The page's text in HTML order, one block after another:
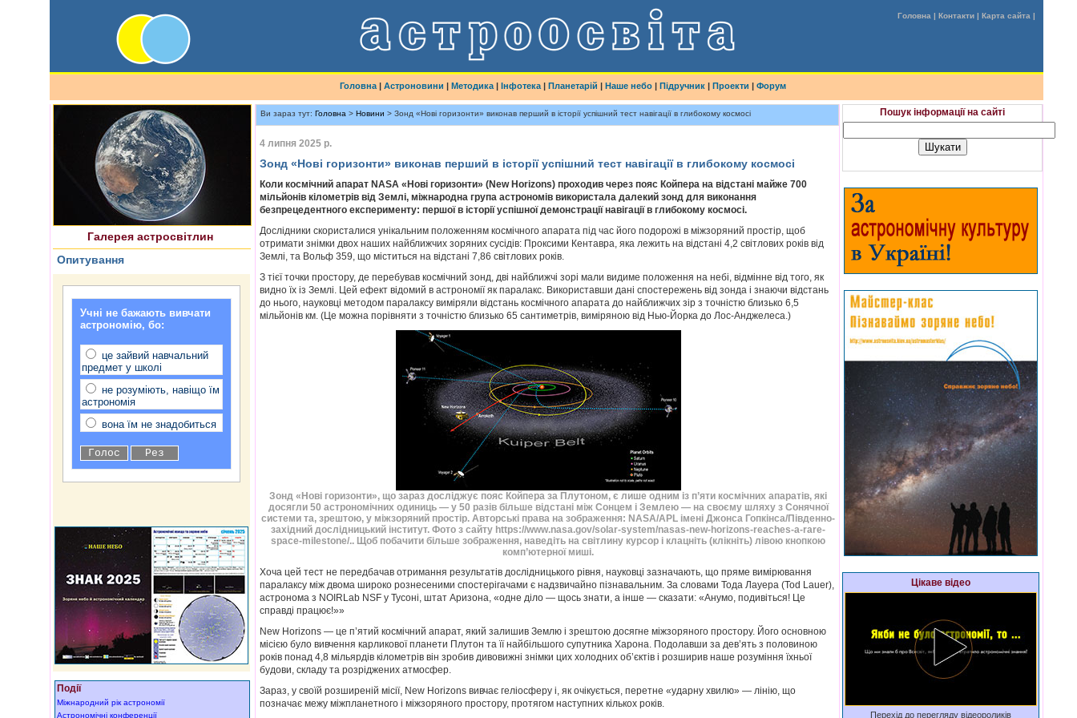
Головна | Контакти | Карта сайта |
Головна| Астроновини | Методика| Інфотека| Планетарій | Наше небо| Підручник| Проекти | Форум
Найновіше астрофото
Галерея астросвітлин
Опитування
Учні не бажають вивчати
астрономію, бо:
це зайвий навчальний
предмет у школі
не розуміють, навіщо їм
астрономія
вона їм не знадобиться
Події
Міжнародний рік астрономії
Астрономічні конференції
Ви зараз тут: Головна > Новини > Зонд «Нові горизонти» виконав перший в історії успішний тест навігації в глибокому космосі
4 липня 2025 р.
Зонд «Нові горизонти» виконав перший в історії успішний тест навігації в глибокому космосі
Коли космічний апарат NASA «Нові горизонти» (New Horizons) проходив через пояс Койпера на відстані майже 700
мільйонів кілометрів від Землі, міжнародна група астрономів використала далекий зонд для виконання
безпрецедентного експерименту: першої в історії успішної демонстрації навігації в глибокому космосі.
Дослідники скористалися унікальним положенням космічного апарата під час його подорожі в міжзоряний простір, щоб
отримати знімки двох наших найближчих зоряних сусідів: Проксими Кентавра, яка лежить на відстані 4,2 світлових років від
Землі, та Вольф 359, що міститься на відстані 7,86 світлових років.
З тієї точки простору, де перебував космічний зонд, дві найближчі зорі мали видиме положення на небі, відмінне від того, як
видно їх із Землі. Цей ефект відомий в астрономії як паралакс. Використавши дані спостережень від зонда і знаючи відстань
до нього, науковці методом паралаксу виміряли відстань космічного апарата до найближчих зір з точністю близько 6,5
мільйонів км. (Це можна порівняти з точністю близько 65 сантиметрів, виміряною від Нью-Йорка до Лос-Анджелеса.)
Зонд «Нові горизонти», що зараз досліджує пояс Койпера за Плутоном, є лише одним із п’яти космічних апаратів, які
досягли 50 астрономічних одиниць — у 50 разів більше відстані між Сонцем і Землею — на своєму шляху з Сонячної
системи та, зрештою, у міжзоряний простір. Авторські права на зображення: NASA/APL імені Джонса Гопкінса/Південно-
західний дослідницький інститут. Фото з сайту https://www.nasa.gov/solar-system/nasas-new-horizons-reaches-a-rare-
space-milestone/.. Щоб побачити більше зображення, наведіть на світлину курсор і клацніть (клікніть) лівою кнопкою
комп’ютерної миші.
Хоча цей тест не передбачав отримання результатів дослідницького рівня, науковці зазначають, що пряме вимірювання
паралаксу між двома широко рознесеними спостерігачами є надзвичайно пізнавальним. За словами Тода Лауера (Tod Lauer),
астронома з NOIRLab NSF у Тусоні, штат Аризона, «одне діло — щось знати, а інше — сказати: «Анумо, подивіться! Це
справді працює!»»
New Horizons — це п’ятий космічний апарат, який залишив Землю і зрештою досягне міжзоряного простору. Його основною
місією було вивчення карликової планети Плутон та її найбільшого супутника Харона. Подолавши за дев’ять з половиною
років понад 4,8 мільярдів кілометрів він зробив дивовижні знімки цих холодних об’єктів і розширив наше розуміння їхньої
будови, складу та розріджених атмосфер.
Зараз, у своїй розширеній місії, New Horizons вивчає геліосферу і, як очікується, перетне «ударну хвилю» — лінію, що
позначає межу міжпланетного і міжзоряного простору, протягом наступних кількох років.
Пошук інформації на сайті
Цікаве відео
Перехід до перегляду відеороликів